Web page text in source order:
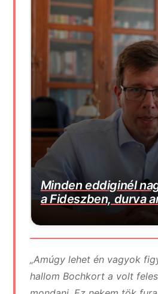
A kormány
Orbánék által
részleteit, ülj le
„Amúgy lehet én vagyok
hallom Bochkort a volt